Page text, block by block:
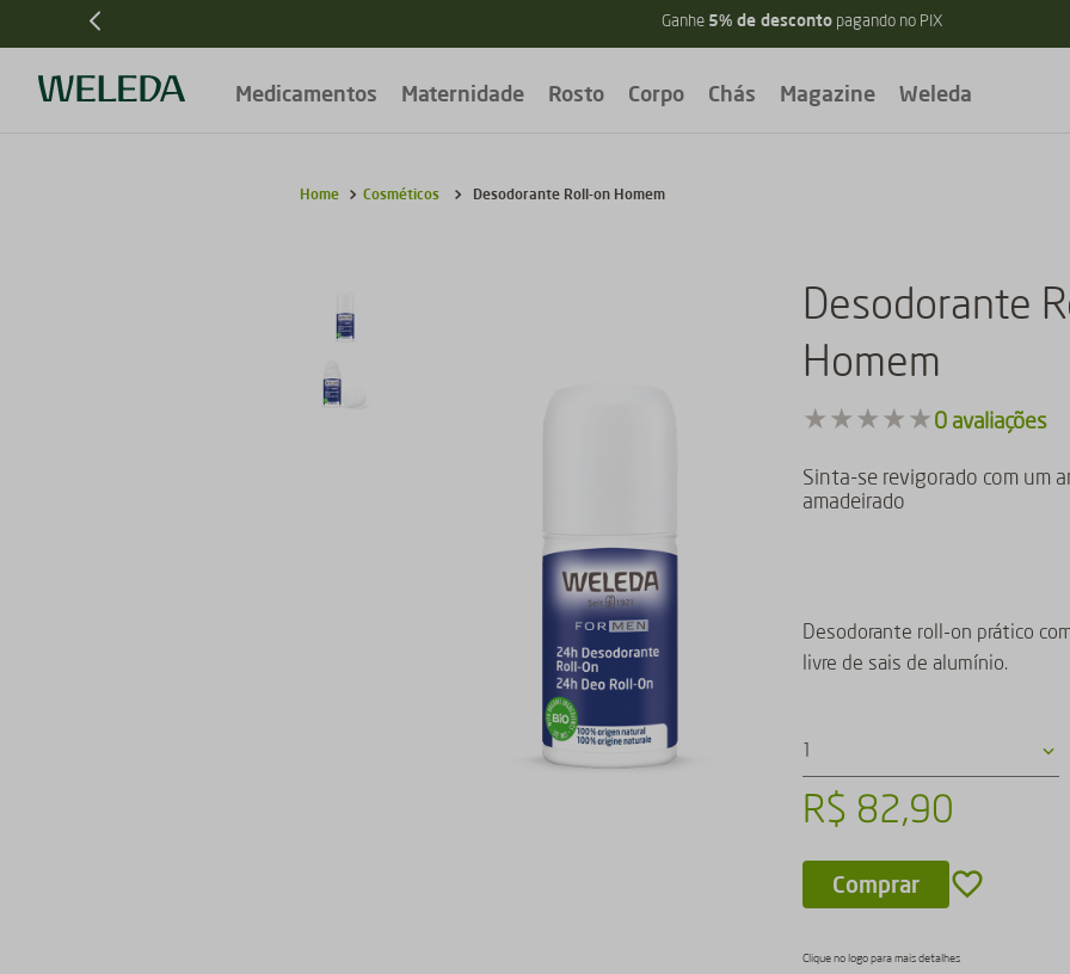
Frete grátis Ganhe 5% de desconto pagando no PIX
Medicamentos Maternidade Rosto Corpo Chás Magazine Weleda
Cosméticos Desodorante Roll-on Homem
Desodorante
Homem
★ ★ ★ ★ ★ 0 avaliações
Sinta-se revigorado com um
amadeirado
Desodorante roll-on prático
livre de sais de alumínio.
R$ 82,90
Comprar
Clique no logo para mais detalhes